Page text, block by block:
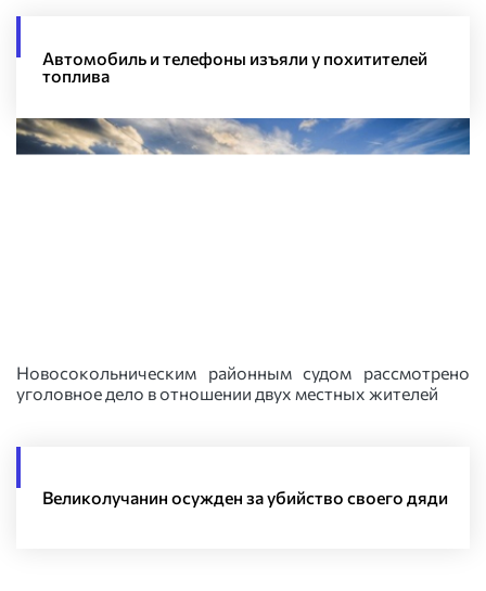
Автомобиль и телефоны изъяли у похитителей
топлива
Новосокольническим районным судом рассмотрено
уголовное дело в отношении двух местных жителей
Великолучанин осужден за убийство своего дяди